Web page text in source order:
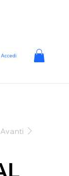
Accedi
Avanti